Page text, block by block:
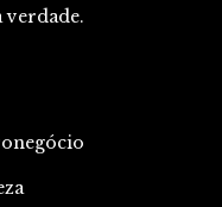
verdade.